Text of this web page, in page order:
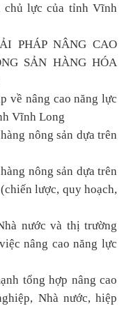
chủ lực của tỉnh Vĩnh
PHÁP NÂNG CAO
SẢN HÀNG HÓA
về nâng cao năng lực
Vĩnh Long
nông sản dựa trên
nông sản dựa trên
lược, quy hoạch,
nước và thị trường
nâng cao năng lực
tổng hợp nâng cao
Nhà nước, hiệp